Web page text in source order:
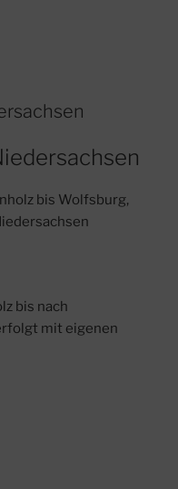
bis Wolfsburg,
bis nach
mit eigenen